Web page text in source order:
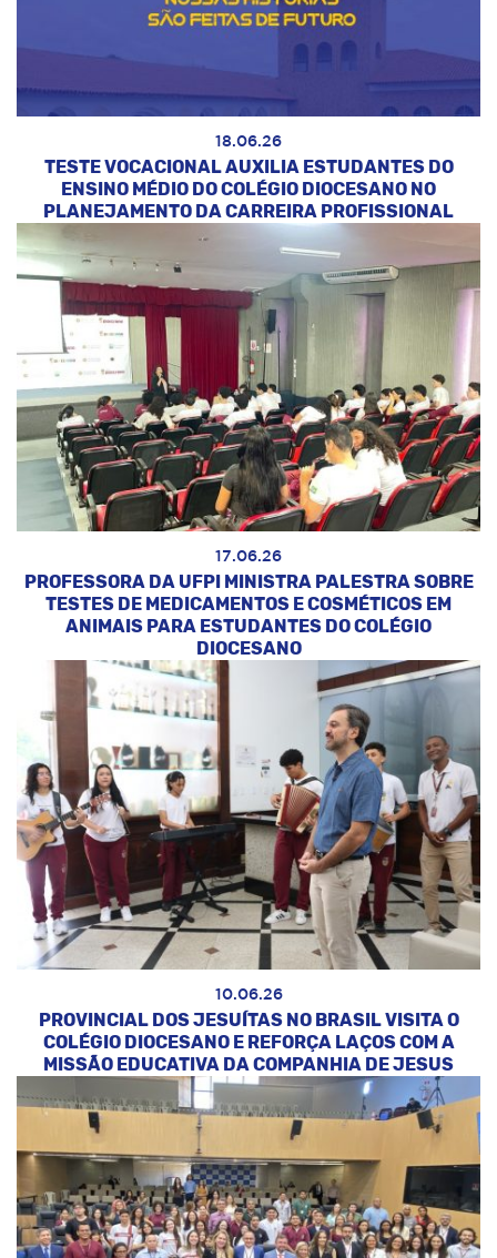
18.06.26
TESTE VOCACIONAL AUXILIA ESTUDANTES DO
ENSINO MÉDIO DO COLÉGIO DIOCESANO NO
PLANEJAMENTO DA CARREIRA PROFISSIONAL
17.06.26
PROFESSORA DA UFPI MINISTRA PALESTRA SOBRE
TESTES DE MEDICAMENTOS E COSMÉTICOS EM
ANIMAIS PARA ESTUDANTES DO COLÉGIO
DIOCESANO
10.06.26
PROVINCIAL DOS JESUÍTAS NO BRASIL VISITA O
COLÉGIO DIOCESANO E REFORÇA LAÇOS COM A
MISSÃO EDUCATIVA DA COMPANHIA DE JESUS